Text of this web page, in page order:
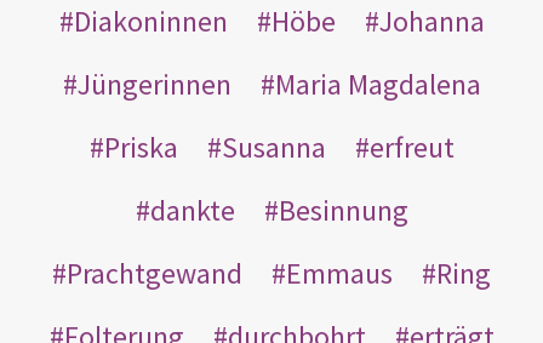
Diakoninnen
Höbe
Johanna
Jüngerinnen
Maria Magdalena
Priska
Susanna
erfreut
dankte
Besinnung
Prachtgewand
Emmaus
Ring